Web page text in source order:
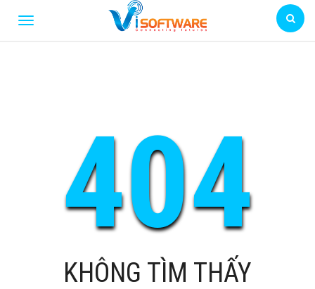
404
KHÔNG TÌM THẤY